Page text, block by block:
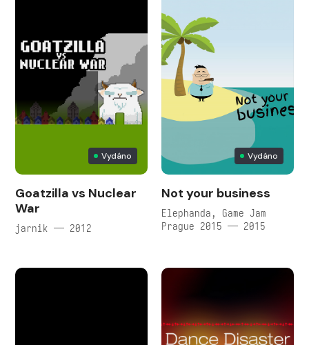
Vydáno
Goatzilla vs Nuclear
War
jarnik — 2012
Vydáno
Not your business
Elephanda, Game Jam
Prague 2015 — 2015